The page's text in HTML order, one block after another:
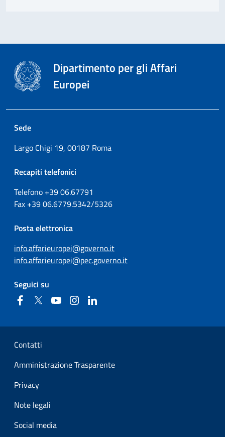
Dipartimento per gli Affari
Europei
Sede
Largo Chigi 19, 00187 Roma
Recapiti telefonici
Telefono +3906.67791
Fax +3906.6779.5342/5326
Posta elettronica
info.affarieuropei@governo.it
info.affarieuropei@pec.governo.it
Seguici su
FacebookTwitter YouTubeInstagram
Sezione Link Utili
Contatti
Amministrazione Trasparente
Privacy
Note legali
Social media